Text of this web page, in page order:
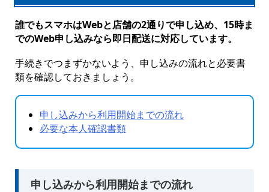
誰でもスマホはWebと店舗の2通りで申し込め、15時ま
でのWeb申し込みなら即日配送に対応しています。
手続きでつまずかないよう、申し込みの流れと必要書
類を確認しておきましょう。
申し込みから利用開始までの流れ
必要な本人確認書類
申し込みから利用開始までの流れ